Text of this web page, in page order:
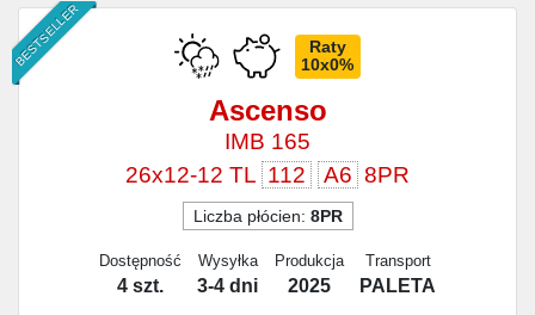
BESTSELLER
Raty
10x0%
Ascenso
IMB 165
26x12-12 TL 112 A6 8PR
Liczba płócien: 8PR
Dostępność
4 szt.
Wysyłka
3-4 dni
Produkcja
2025
Transport
PALETA